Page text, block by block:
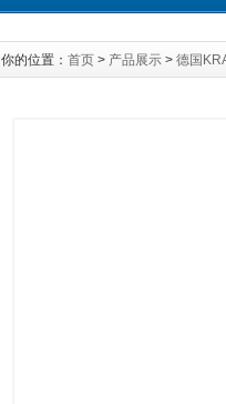
你的位置： 首页 > 产品展示 > 德国